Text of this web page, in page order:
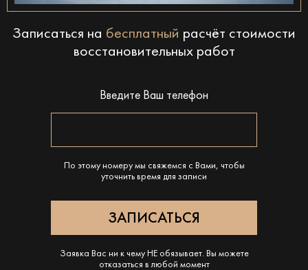
Записаться на бесплатный расчёт стоимости
восстановительных работ
Введите Ваш телефон
По этому номеру мы свяжемся с Вами, чтобы
уточнить время для записи
Заявка Вас ни к чему НЕ обязывает. Вы можете
отказаться в любой момент